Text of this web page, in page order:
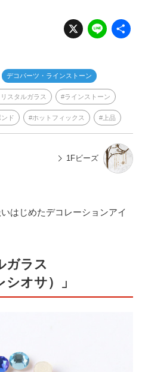
X Li
n
デコパーツ・ラインストーン
スタルガラス ラインストーン
ンド ホットフィックス 上品
1Fビーズ
はじめたデコレーションアイ
ガラス
シオサ）」